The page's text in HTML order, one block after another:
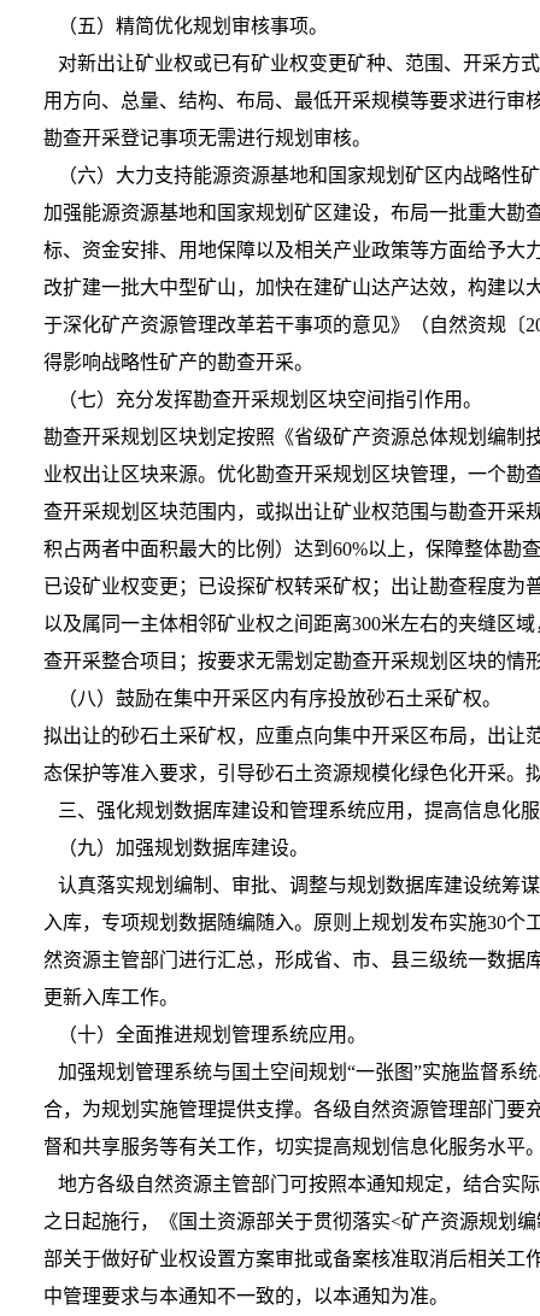
（五）精简优化规划审核事项。
对新出让矿业权或已有矿业权变更矿种、范围、开采方
用方向、总量、结构、布局、最低开采规模等要求进行
勘查开采登记事项无需进行规划审核。
（六）大力支持能源资源基地和国家规划矿区内战略性
加强能源资源基地和国家规划矿区建设，布局一批重大
标、资金安排、用地保障以及相关产业政策等方面给予
改扩建一批大中型矿山，加快在建矿山达产达效，构建
于深化矿产资源管理改革若干事项的意见》（自然资规〔
得影响战略性矿产的勘查开采。
（七）充分发挥勘查开采规划区块空间指引作用。
勘查开采规划区块划定按照《省级矿产资源总体规划编
业权出让区块来源。优化勘查开采规划区块管理，一个
查开采规划区块范围内，或拟出让矿业权范围与勘查开
积占两者中面积最大的比例）达到60%以上，保障整体勘
已设矿业权变更；已设探矿权转采矿权；出让勘查程度
以及属同一主体相邻矿业权之间距离300米左右的夹缝区
查开采整合项目；按要求无需划定勘查开采规划区块的情
（八）鼓励在集中开采区内有序投放砂石土采矿权。
拟出让的砂石土采矿权，应重点向集中开采区布局，出
态保护等准入要求，引导砂石土资源规模化绿色化开采
三、强化规划数据库建设和管理系统应用，提高信息化
（九）加强规划数据库建设。
认真落实规划编制、审批、调整与规划数据库建设统筹
入库，专项规划数据随编随入。原则上规划发布实施30
然资源主管部门进行汇总，形成省、市、县三级统一数据
更新入库工作。
（十）全面推进规划管理系统应用。
加强规划管理系统与国土空间规划“一张图”实施监督系
合，为规划实施管理提供支撑。各级自然资源管理部门
督和共享服务等有关工作，切实提高规划信息化服务水平
地方各级自然资源主管部门可按照本通知规定，结合实
之日起施行，《国土资源部关于贯彻落实<矿产资源规划
部关于做好矿业权设置方案审批或备案核准取消后相关工
中管理要求与本通知不一致的，以本通知为准。